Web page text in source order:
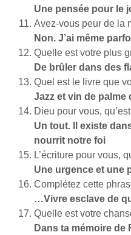
Une pensée pour le
Avez-vous peur de la
Non. J’ai même
Quelle est votre plus
De brûler dans des
Quel est le livre que
Jazz et vin de palme
Dieu pour vous,
Un tout. Il existe
nourrit notre foi
L’écriture pour vous,
Une urgence et une
Complétez cette
…Vivre esclave de
Quelle est votre
Dans ta mémoire de